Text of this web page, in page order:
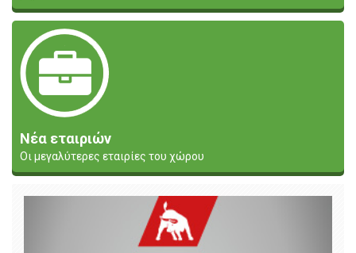
Νέα εταιριών
Οι μεγαλύτερες εταιρίες του χώρου